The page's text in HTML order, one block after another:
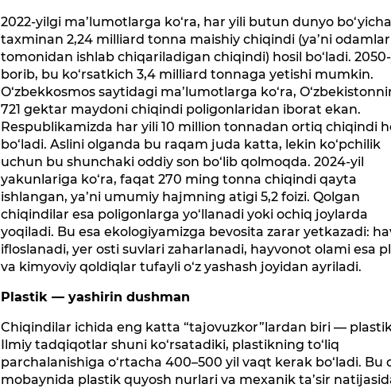
2022-yilgi ma’lumotlarga ko‘ra, har yili butun dunyo bo‘yicha
taxminan 2,24 milliard tonna maishiy chiqindi (ya’ni odamlar
tomonidan ishlab chiqariladigan chiqindi) hosil bo‘ladi.
borib, bu ko‘rsatkich 3,4 milliard tonnaga yetishi mumkin.
O‘zbekkosmos saytidagi ma’lumotlarga ko‘ra,
721 gektar maydoni chiqindi poligonlaridan iborat ekan.
Respublikamizda har yili 10 million tonnadan ortiq chiqindi
bo‘ladi. Aslini olganda bu raqam juda katta, lekin ko‘pchilik
uchun bu shunchaki oddiy son bo‘lib qolmoqda. 2024-yil
yakunlariga ko‘ra, faqat 270 ming tonna chiqindi qayta
ishlangan, ya’ni umumiy hajmning atigi 5,2 foizi. Qolgan
chiqindilar esa poligonlarga yo‘llanadi yoki ochiq joylarda
yoqiladi. Bu esa ekologiyamizga bevosita zarar yetkazadi:
ifloslanadi, yer osti suvlari zaharlanadi, hayvonot olami esa
va kimyoviy qoldiqlar tufayli o‘z yashash joyidan ayriladi.
Plastik — yashirin dushman
Chiqindilar ichida eng katta “tajovuzkor”lardan biri —
Ilmiy tadqiqotlar shuni ko‘rsatadiki, plastikning to‘liq
parchalanishiga o‘rtacha 400–500 yil vaqt kerak bo‘ladi. Bu
mobaynida plastik quyosh nurlari va mexanik ta’sir